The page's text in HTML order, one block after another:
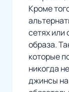
Кроме
сетях или
образа.
которые
никогда
джинсы